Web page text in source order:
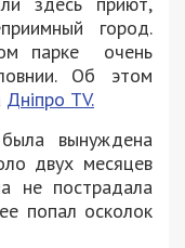
город.
парке очень
Об этом
Дніпро ТV.
вынуждена
двух месяцев
не пострадала
попал осколок